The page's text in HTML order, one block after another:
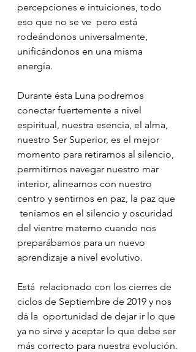
percepciones e intuiciones, todo
eso que no se ve  pero está
rodeándonos universalmente,
unificándonos en una misma
energía.
Durante ésta Luna podremos
conectar fuertemente a nivel
espiritual, nuestra esencia, el alma,
nuestro Ser Superior, es el mejor
momento para retirarnos al silencio,
permitirnos navegar nuestro mar
interior, alinearnos con nuestro
centro y sentirnos en paz, la paz que
teníamos en el silencio y oscuridad
del vientre materno cuando nos
preparábamos para un nuevo
aprendizaje a nivel evolutivo.
Está  relacionado con los cierres de
ciclos de Septiembre de 2019 y nos
dá la  oportunidad de dejar ir lo que
ya no sirve y aceptar lo que debe ser
más correcto para nuestra evolución.